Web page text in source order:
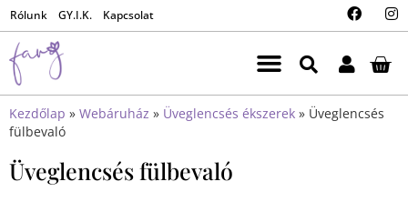
Rólunk GY.I.K. Kapcsolat
Kezdőlap » Webáruház » Üveglencsés ékszerek » Üveglencsés
fülbevaló
Üveglencsés fülbevaló